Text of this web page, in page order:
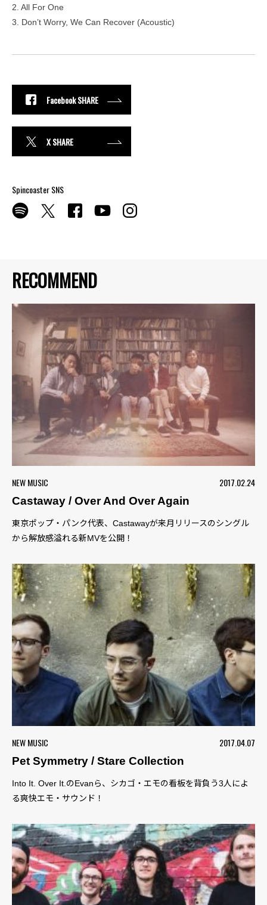
RECOMMEND
NEW MUSIC
2017.02.24
Castaway / Over And Over Again
東京ポップ・パンク代表、Castawayが来月リリースのシングル
から解放感溢れる新MVを公開！
NEW MUSIC
2017.04.07
Pet Symmetry / Stare Collection
Into It. Over It.のEvanら、シカゴ・エモの看板を背負う3人によ
る爽快エモ・サウンド！
2. All For One
3. Don’t Worry, We Can Recover (Acoustic)
Facebook SHARE
X SHARE
Spincoaster SNS